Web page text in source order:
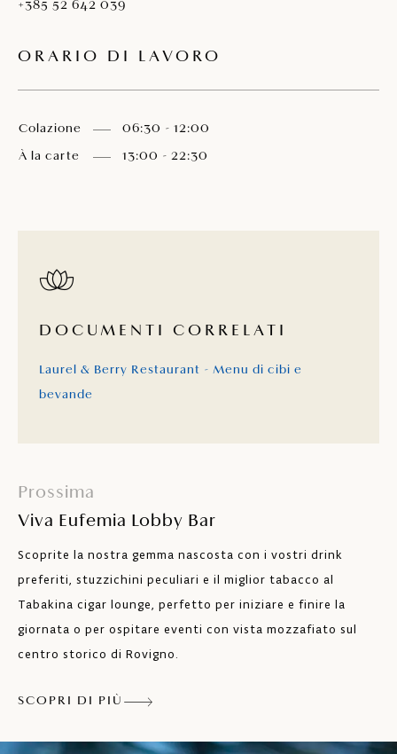
+385 52 642 039
ORARIO DI LAVORO
Colazione 06:30 - 12:00
À la carte 13:00 - 22:30
DOCUMENTI CORRELATI
Laurel & Berry Restaurant - Menu di cibi e
bevande
Prossima
Viva Eufemia Lobby Bar
Scoprite la nostra gemma nascosta con i vostri drink
preferiti, stuzzichini peculiari e il miglior tabacco al
Tabakina cigar lounge, perfetto per iniziare e finire la
giornata o per ospitare eventi con vista mozzafiato sul
centro storico di Rovigno.
SCOPRI DI PIÙ